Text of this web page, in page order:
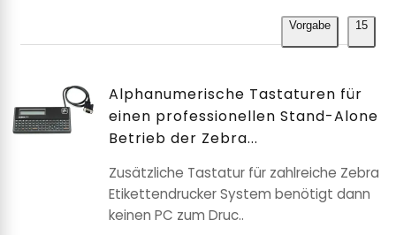
Vorgabe 15
Alphanumerische Tastaturen für
einen professionellen Stand-Alone
Betrieb der Zebra...
Zusätzliche Tastatur für zahlreiche Zebra
Etikettendrucker System benötigt dann
keinen PC zum Druc..